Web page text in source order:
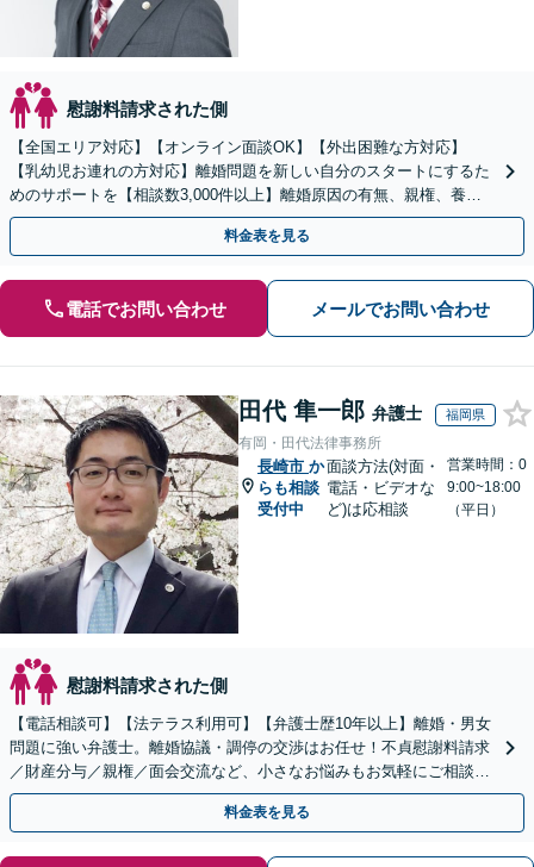
慰謝料請求された側
【全国エリア対応】【オンライン面談OK】【外出困難な方対応】
【乳幼児お連れの方対応】離婚問題を新しい自分のスタートにするた
めのサポートを【相談数3,000件以上】離婚原因の有無、親権、養育
費、財産分与、慰謝料請求【夜間・休日相談可】
料金表を見る
電話でお問い合わせ メールでお問い合わせ
田代 隼一郎 弁護士 福岡県
有岡・田代法律事務所
長崎市 か
らも相談
受付中
面談方法(対面・
電話・ビデオな
ど)は応相談
営業時間：0
9:00~18:00
（平日）
慰謝料請求された側
【電話相談可】【法テラス利用可】【弁護士歴10年以上】離婚・男女
問題に強い弁護士。離婚協議・調停の交渉はお任せ！不貞慰謝料請求
／財産分与／親権／面会交流など、小さなお悩みもお気軽にご相談く
ださい【夜間・休日面談可】【完全個室】【赤坂駅1分】
料金表を見る